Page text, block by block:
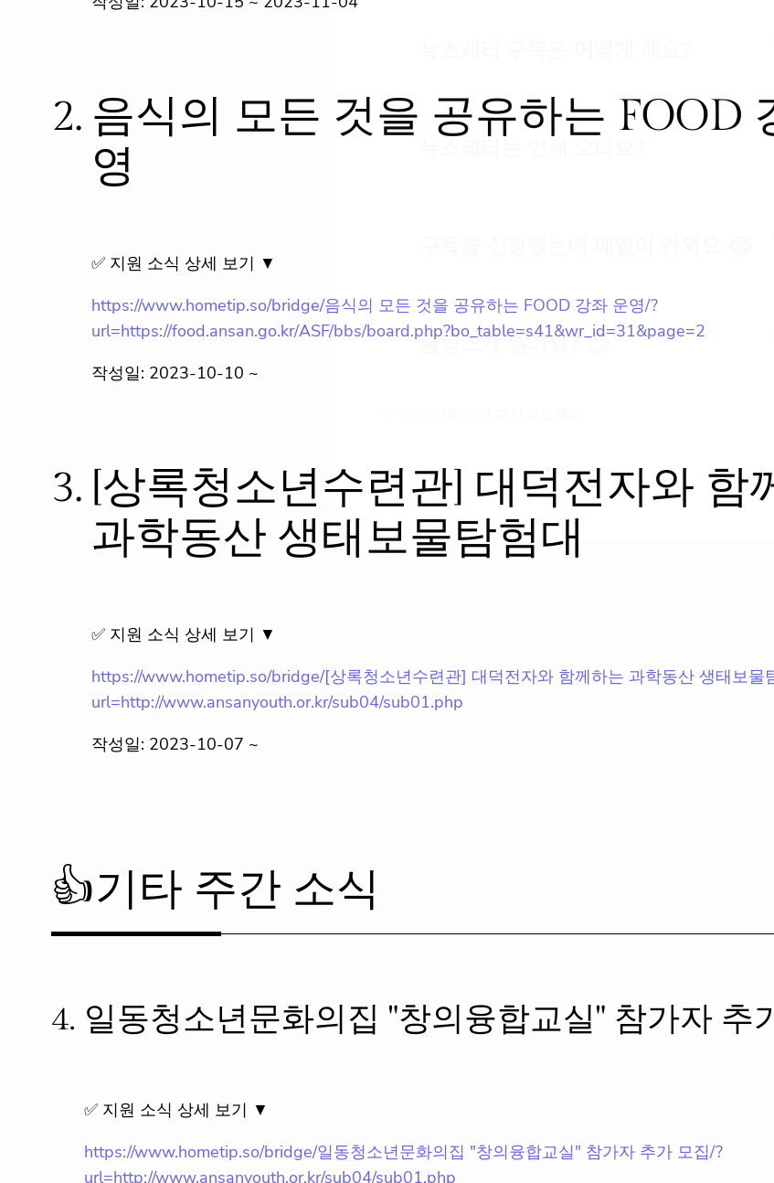
2. 음식의 모든 것을 공유하는 FOOD
영
✅ 지원 소식 상세 보기 ▼
https://www.hometip.so/bridge/음식의 모든 것을 공유하는 FOOD 강좌 운영/?
url=https://food.ansan.go.kr/ASF/bbs/board.php?bo_table=s41&wr_id=31&page=2
작성일: 2023-10-10 ~
3. [상록청소년수련관] 대덕전자와 함
과학동산 생태보물탐험대
✅ 지원 소식 상세 보기 ▼
https://www.hometip.so/bridge/[상록청소년수련관] 대덕전자와 함께하는 과학동산 생태보물
url=http://www.ansanyouth.or.kr/sub04/sub01.php
작성일: 2023-10-07 ~
👍기타 주간 소식
4. 일동청소년문화의집 "창의융합교실" 참가자 추
✅ 지원 소식 상세 보기 ▼
https://www.hometip.so/bridge/일동청소년문화의집 "창의융합교실" 참가자 추가 모집/?
url=http://www.ansanyouth.or.kr/sub04/sub01.php
뉴스레터는 언제 오나요?
홈팁스가 뭔가요? 🙄